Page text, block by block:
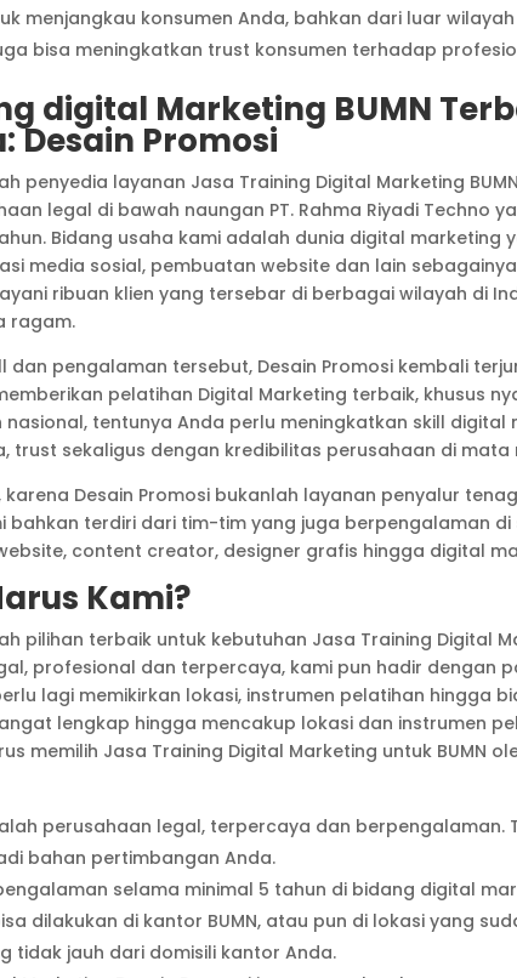
menjangkau konsumen Anda, bahkan dari luar
bisa meningkatkan trust konsumen terhadap
digital Marketing BUMN
Desain Promosi
penyedia layanan Jasa Training Digital Marketing
legal di bawah naungan PT. Rahma Riyadi Techno
Bidang usaha kami adalah dunia digital marketing
media sosial, pembuatan website dan lain
ribuan klien yang tersebar di berbagai wilayah di
ragam.
dan pengalaman tersebut, Desain Promosi kembali
pelatihan Digital Marketing terbaik, khusus
nasional, tentunya Anda perlu meningkatkan skill digital
trust sekaligus dengan kredibilitas perusahaan di
Desain Promosi bukanlah layanan penyalur
bahkan terdiri dari tim-tim yang juga berpengalaman di
content creator, designer grafis hingga digital
Kami?
pilihan terbaik untuk kebutuhan Jasa Training Digital
profesional dan terpercaya, kami pun hadir dengan
lagi memikirkan lokasi, instrumen pelatihan hingga
lengkap hingga mencakup lokasi dan instrumen
memilih Jasa Training Digital Marketing untuk BUMN
perusahaan legal, terpercaya dan berpengalaman.
bahan pertimbangan Anda.
selama minimal 5 tahun di bidang digital
dilakukan di kantor BUMN, atau pun di lokasi yang
tidak jauh dari domisili kantor Anda.